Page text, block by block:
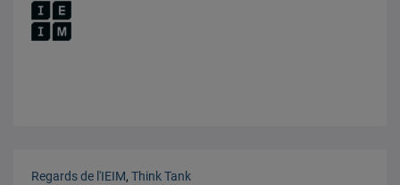
Regards de l'IEIM,Think Tank